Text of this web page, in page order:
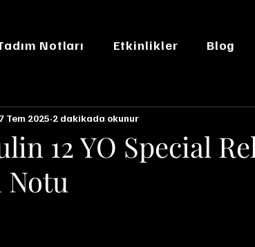
Notları Etkinlikler Blog
12 YO Special
Notu
Tem 2025 2 dakikada okunur